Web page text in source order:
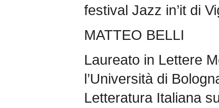
festival Jazz in’it di
MATTEO BELLI
Laureato in Lettere
l’Università di
Letteratura Italiana